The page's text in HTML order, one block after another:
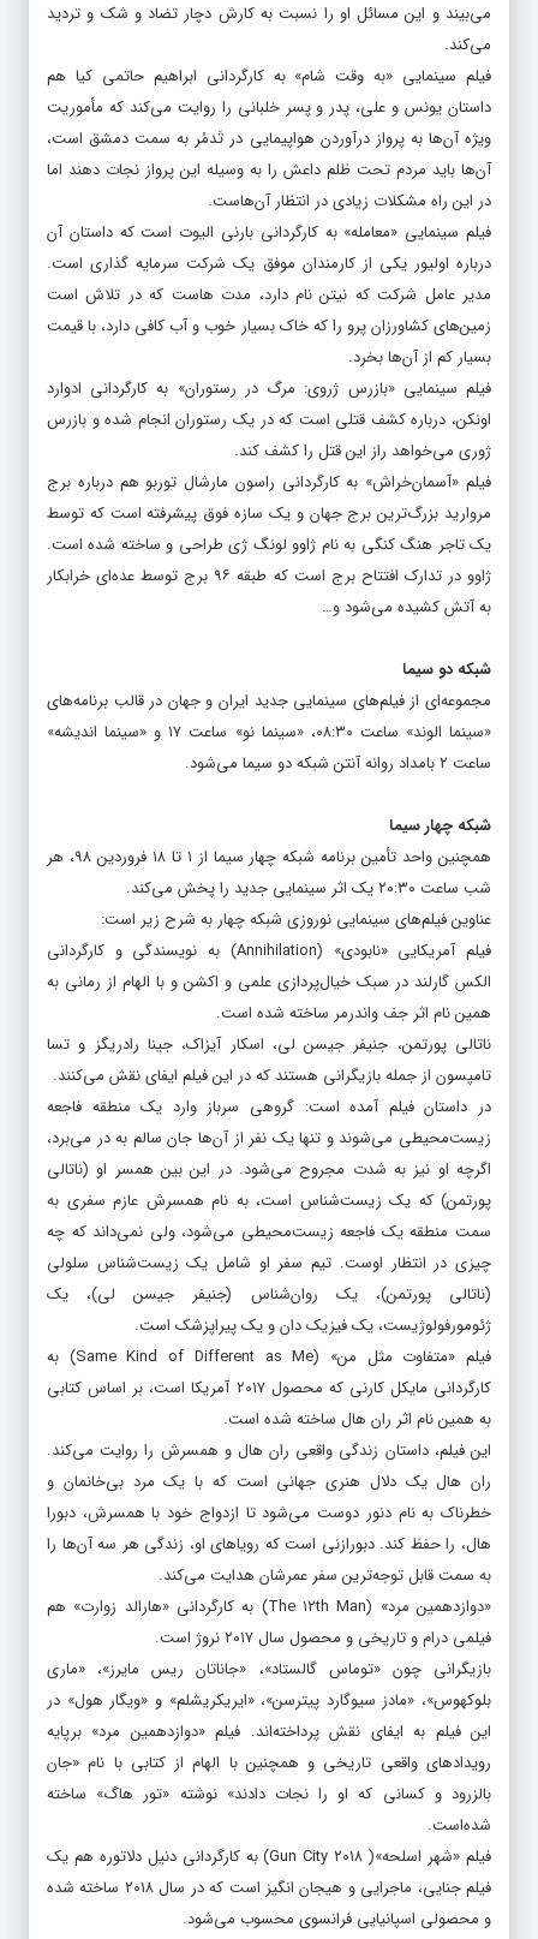
برعهده دارد، شخصیت آرمان‌گرایی است که مسائلی را در کارش
می‌بیند و این مسائل او را نسبت به کارش دچار تضاد و شک و تردید
می‌کند.
فیلم سینمایی «به وقت شام» به کارگردانی ابراهیم حاتمی کیا هم
داستان یونس و علی، پدر و پسر خلبانی را روایت می‌کند که مأموریت
ویژه آن‌ها به پرواز درآوردن هواپیمایی در تَدمُر به سمت دمشق است،
آن‌ها باید مردم تحت ظلم داعش را به وسیله این پرواز نجات دهند اما
در این راه مشکلات زیادی در انتظار آن‌هاست.
فیلم سینمایی «معامله» به کارگردانی بارنی الیوت است که داستان آن
درباره اولیور یکی از کارمندان موفق یک شرکت سرمایه گذاری است.
مدیر عامل شرکت که نیتن نام دارد، مدت هاست که در تلاش است
زمین‌های کشاورزان پرو را که خاک بسیار خوب و آب کافی دارد، با قیمت
بسیار کم از آن‌ها بخرد.
فیلم سینمایی «بازرس ژروی: مرگ در رستوران» به کارگردانی ادوارد
اونکن، درباره کشف قتلی است که در یک رستوران انجام شده و بازرس
ژوری می‌خواهد راز این قتل را کشف کند.
فیلم «آسمان‌خراش» به کارگردانی راسون مارشال توربو هم درباره برج
مروارید بزرگ‌ترین برج جهان و یک سازه فوق پیشرفته است که توسط
یک تاجر هنگ کنگی به نام ژاوو لونگ ژی طراحی و ساخته شده است.
شبکه دو سیما
مجموعه‌ای از فیلم‌های سینمایی جدید ایران و جهان در قالب برنامه‌های
شبکه چهار سیما
شب ساعت ۲۰:۳۰ یک اثر سینمایی جدید را پخش می‌کند.
عناوین فیلم‌های سینمایی نوروزی شبکه چهار به شرح زیر است:
فیلم آمریکایی «نابودی» (Annihilation) به نویسندگی و کارگردانی
الکس گارلند در سبک خیال‌پردازی علمی و اکشن و با الهام از رمانی به
همین نام اثر جف واندرمر ساخته شده است.
ناتالی پورتمن، جنیفر جیسن لی، اسکار آیزاک، جینا رادریگز و تسا
تامپسون از جمله بازیگرانی هستند که در این فیلم ایفای نقش می‌کنند.
در داستان فیلم آمده است: گروهی سرباز وارد یک منطقه فاجعه
زیست‌محیطی می‌شوند و تنها یک نفر از آن‌ها جان سالم به در می‌برد،
اگرچه او نیز به شدت مجروح می‌شود. در این بین همسر او (ناتالی
پورتمن) که یک زیست‌شناس است، به نام همسرش عازم سفری به
سمت منطقه یک فاجعه زیست‌محیطی می‌شود، ولی نمی‌داند که چه
چیزی در انتظار اوست. تیم سفر او شامل یک زیست‌شناس سلولی
(ناتالی پورتمن)، یک روان‌شناس (جنیفر جیسن لی)، یک
ژئومورفولوژیست، یک فیزیک دان و یک پیراپزشک است.
فیلم «متفاوت مثل من» (Same Kind of Different as Me) به
کارگردانی مایکل کارنی که محصول ۲۰۱۷ آمریکا است، بر اساس کتابی
به همین نام اثر ران هال ساخته شده است.
این فیلم، داستان زندگی واقعی ران هال و همسرش را روایت می‌کند.
ران هال یک دلال هنری جهانی است که با یک مرد بی‌خانمان و
خطرناک به نام دنور دوست می‌شود تا ازدواج خود با همسرش، دبورا
هال، را حفظ کند. دبورازنی است که رویاهای او، زندگی هر سه آن‌ها را
به سمت قابل توجه‌ترین سفر عمرشان هدایت می‌کند.
«دوازدهمین مرد» (The ۱۲th Man) به کارگردانی «هارالد زوارت» هم
فیلمی درام و تاریخی و محصول سال ۲۰۱۷ نروژ است.
بازیگرانی چون «توماس گالستاد»، «جاناتان ریس مایرز»، «ماری
بلوکهوس»، «مادز سیوگارد پیترسن»، «ایریکریشلم» و «ویگار هول» در
این فیلم به ایفای نقش پرداخته‌اند. فیلم «دوازدهمین مرد» برپایه
رویدادهای واقعی تاریخی و همچنین با الهام از کتابی با نام «جان
بالزرود و کسانی که او را نجات دادند» نوشته «تور هاگ» ساخته
شده‌است.
فیلم «شهر اسلحه»( Gun City ۲۰۱۸) به کارگردانی دنیل دلاتوره هم یک